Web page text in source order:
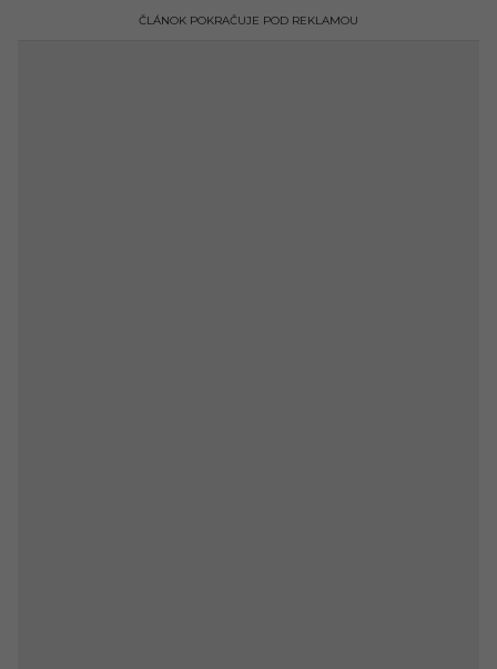
ČLÁNOK POKRAČUJE POD REKLAMOU